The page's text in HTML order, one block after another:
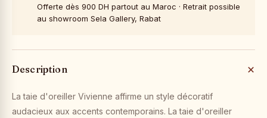
Offerte dès 900 DH partout au Maroc · Retrait possible
au showroom Sela Gallery, Rabat
Description
La taie d'oreiller Vivienne affirme un style décoratif
audacieux aux accents contemporains. La taie d'oreiller